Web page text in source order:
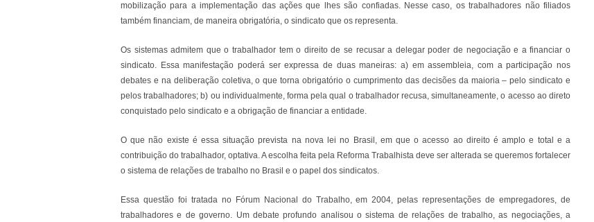
mobilização para a implementação das ações que lhes são confiadas. Nesse caso, os trabalhadores não filiados
também financiam, de maneira obrigatória, o sindicato que os representa.
Os sistemas admitem que o trabalhador tem o direito de se recusar a delegar poder de negociação e a financiar o
sindicato. Essa manifestação poderá ser expressa de duas maneiras: a) em assembleia, com a participação nos
debates e na deliberação coletiva, o que torna obrigatório o cumprimento das decisões da maioria – pelo sindicato e
pelos trabalhadores; b) ou individualmente, forma pela qual o trabalhador recusa, simultaneamente, o acesso ao direto
conquistado pelo sindicato e a obrigação de financiar a entidade.
O que não existe é essa situação prevista na nova lei no Brasil, em que o acesso ao direito é amplo e total e a
contribuição do trabalhador, optativa. A escolha feita pela Reforma Trabalhista deve ser alterada se queremos fortalecer
o sistema de relações de trabalho no Brasil e o papel dos sindicatos.
Essa questão foi tratada no Fórum Nacional do Trabalho, em 2004, pelas representações de empregadores, de
trabalhadores e de governo. Um debate profundo analisou o sistema de relações de trabalho, as negociações, a